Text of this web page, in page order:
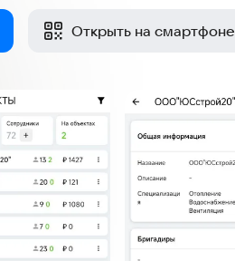
Открыть на смартфоне